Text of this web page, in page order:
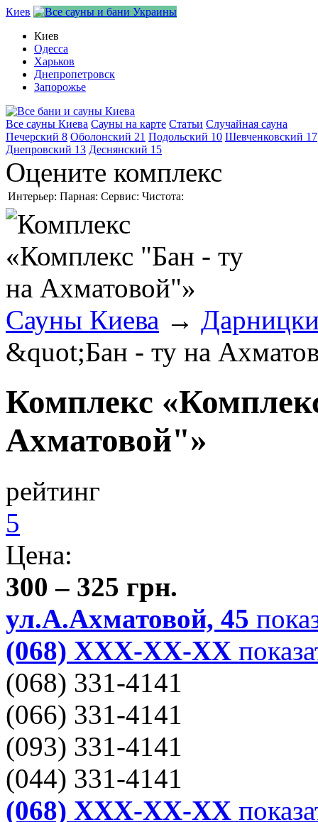
Киев
Киев
Одесса
Харьков
Днепропетровск
Запорожье
Все сауны Киева Сауны на карте Статьи Случайная сауна
Печерский 8 Оболонский 21 Подольский 10 Шевченковский 17
Днепровский 13 Деснянский 15
Оцените комплекс
Интерьер: Парная: Сервис: Чистота:
Сауны Киева →
&quot;Бан - ту на
Комплекс
Ахматовой"»
рейтинг
5
Цена:
300 – 325 грн.
ул.А.Ахматовой, 45
(068) XXX-XX-XX
(068) 331-4141
(066) 331-4141
(093) 331-4141
(044) 331-4141
(068) XXX-XX-XX